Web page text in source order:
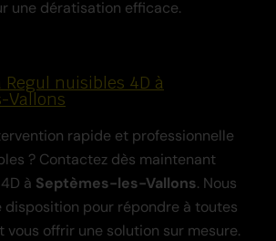
une dératisation efficace.
Regul nuisibles 4D à
Vallons
rapide et professionnelle
? Contactez dès maintenant
à Septèmes-les-Vallons. Nous
disposition pour répondre à toutes
vous offrir une solution sur mesure.